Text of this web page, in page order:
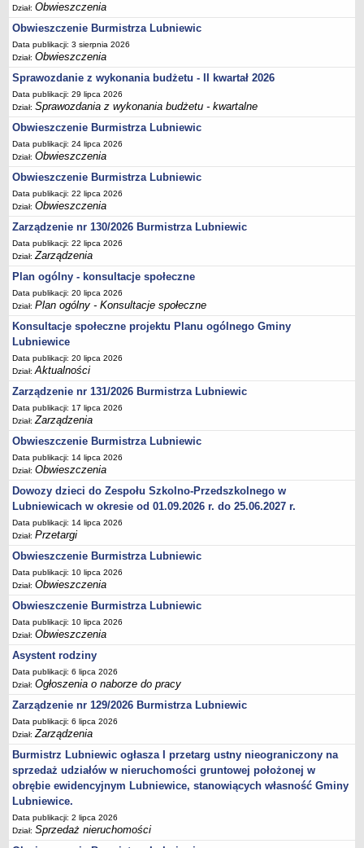
Skład Rady Miejskiej
Plan pracy Rady Miejskiej
Terminy posiedzeń Rady
Głosowania
Protokoły z posiedzeń Rady Miejskiej
Składy Komisji
Terminy posiedzeń Komisji
Plan pracy Komisji Rewizyjnej
Plan pracy pozostałych Komisji
Oświadczenia majątkowe
Interpelacje radnych wraz z odpowiedziami
Zapytania radnych wraz z odpowiedziami
Apele
JEDNOSTKI ORGANIZACYJNE
Biblioteka - Centrum Kultury
Zespół Szkolno-Przedszkolny
Miejsko-Gminny Ośrodek Pomocy Społecznej
Zakład Gospodarki Komunalnej
Środowiskowy Dom Samopomocy
MAJĄTEK I FINANSE
Budżet Gminy
Majątek Gminy
Sprawozdania z wykonania budżetu - kwartalne
Sprawozdania z wykonania budżetu - półroczne, roczne
Umorzenia, odroczenia, raty
Fundacje i Stowarzyszenia dofinansowane z JST
Pomoc publiczna
Budżet obywatelski
Majątek jednostek podległych
Koszt wychowania przedszkolnego
Stawki czynszów najmu lokali mieszkalnych
PRZETARGI
Zamówienia publiczne
Sprzedaż mienia
Sprzedaż nieruchomości
Zapytania ofertowe
Plan zamówień publicznych
PRAWO LOKALNE
Statut
Uchwały Rady Miejskiej
Zarządzenia Burmistrza
Dział:Obwieszczenia
Obwieszczenie Burmistrza Lubniewic
Data publikacji: 3 sierpnia 2026
Dział:Obwieszczenia
Sprawozdanie z wykonania budżetu - II kwartał 2026
Data publikacji: 29 lipca 2026
Dział:Sprawozdania z wykonania budżetu - kwartalne
Obwieszczenie Burmistrza Lubniewic
Data publikacji: 24 lipca 2026
Dział:Obwieszczenia
Obwieszczenie Burmistrza Lubniewic
Data publikacji: 22 lipca 2026
Dział:Obwieszczenia
Zarządzenie nr 130/2026 Burmistrza Lubniewic
Data publikacji: 22 lipca 2026
Dział:Zarządzenia
Plan ogólny - konsultacje społeczne
Data publikacji: 20 lipca 2026
Dział:Plan ogólny - Konsultacje społeczne
Konsultacje społeczne projektu Planu ogólnego Gminy
Lubniewice
Data publikacji: 20 lipca 2026
Dział:Aktualności
Zarządzenie nr 131/2026 Burmistrza Lubniewic
Data publikacji: 17 lipca 2026
Dział:Zarządzenia
Obwieszczenie Burmistrza Lubniewic
Data publikacji: 14 lipca 2026
Dział:Obwieszczenia
Dowozy dzieci do Zespołu Szkolno-Przedszkolnego w
Lubniewicach w okresie od 01.09.2026 r. do 25.06.2027 r.
Data publikacji: 14 lipca 2026
Dział:Przetargi
Obwieszczenie Burmistrza Lubniewic
Data publikacji: 10 lipca 2026
Dział:Obwieszczenia
Obwieszczenie Burmistrza Lubniewic
Data publikacji: 10 lipca 2026
Dział:Obwieszczenia
Asystent rodziny
Data publikacji: 6 lipca 2026
Dział:Ogłoszenia o naborze do pracy
Zarządzenie nr 129/2026 Burmistrza Lubniewic
Data publikacji: 6 lipca 2026
Dział:Zarządzenia
Burmistrz Lubniewic ogłasza I przetarg ustny nieograniczony na
sprzedaż udziałów w nieruchomości gruntowej położonej w
obrębie ewidencyjnym Lubniewice, stanowiących własność Gminy
Lubniewice.
Data publikacji: 2 lipca 2026
Dział:Sprzedaż nieruchomości